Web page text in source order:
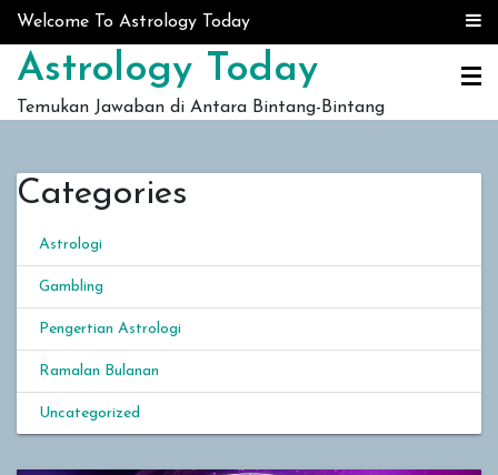
Skip to content
Welcome To Astrology Today
Astrology Today
Temukan Jawaban di Antara Bintang-Bintang
Categories
Astrologi
Gambling
Pengertian Astrologi
Ramalan Bulanan
Uncategorized